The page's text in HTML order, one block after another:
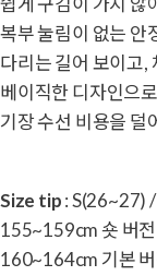
복부 눌림이 없는 안
다리는 길어 보이고,
베이직한 디자인으
기장 수선 비용을 덜
Size tip: S(26~27)
155~159cm 숏 버
160~164cm 기본